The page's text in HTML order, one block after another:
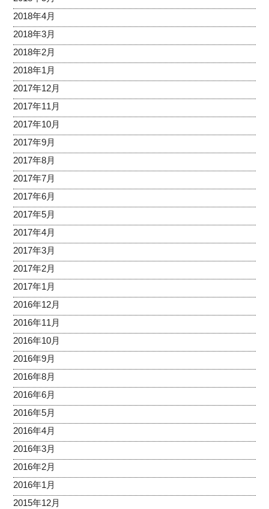
2018年4月
2018年3月
2018年2月
2018年1月
2017年12月
2017年11月
2017年10月
2017年9月
2017年8月
2017年7月
2017年6月
2017年5月
2017年4月
2017年3月
2017年2月
2017年1月
2016年12月
2016年11月
2016年10月
2016年9月
2016年8月
2016年6月
2016年5月
2016年4月
2016年3月
2016年2月
2016年1月
2015年12月